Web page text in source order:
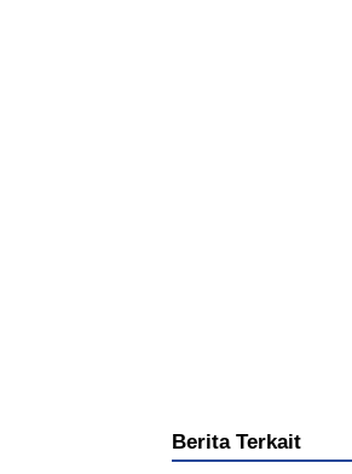
Berita Terkait